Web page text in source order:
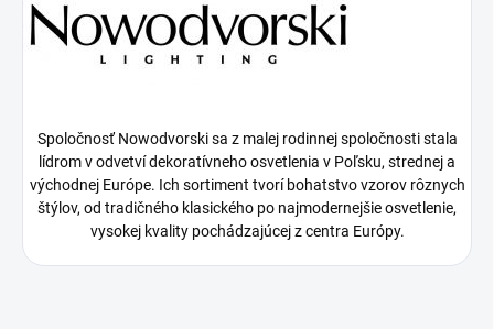
Spoločnosť Nowodvorski sa z malej rodinnej spoločnosti stala
lídrom v odvetví dekoratívneho osvetlenia v Poľsku, strednej a
východnej Európe. Ich sortiment tvorí bohatstvo vzorov rôznych
štýlov, od tradičného klasického po najmodernejšie osvetlenie,
vysokej kvality pochádzajúcej z centra Európy.